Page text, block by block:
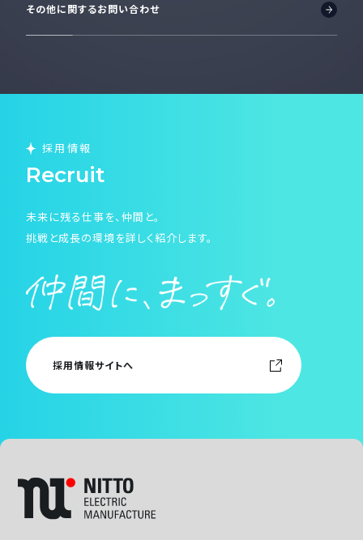
その他に関するお問い合わせ
採用情報
Recruit
未来に残る仕事を、仲間と。
挑戦と成長の環境を詳しく紹介します。
採用情報サイトへ